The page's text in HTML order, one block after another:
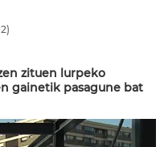
zituen lurpeko
gainetik pasagune bat